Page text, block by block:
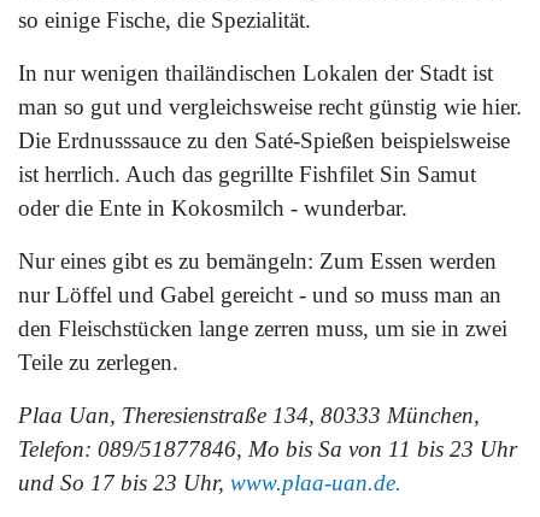
so einige Fische, die Spezialität.
In nur wenigen thailändischen Lokalen der Stadt ist
man so gut und vergleichsweise recht günstig wie hier.
Die Erdnusssauce zu den Saté-Spießen beispielsweise
ist herrlich. Auch das gegrillte Fishfilet Sin Samut
oder die Ente in Kokosmilch - wunderbar.
Nur eines gibt es zu bemängeln: Zum Essen werden
nur Löffel und Gabel gereicht - und so muss man an
den Fleischstücken lange zerren muss, um sie in zwei
Teile zu zerlegen.
Plaa Uan, Theresienstraße 134, 80333 München,
Telefon: 089/51877846, Mo bis Sa von 11 bis 23 Uhr
und So 17 bis 23 Uhr, www.plaa-uan.de.